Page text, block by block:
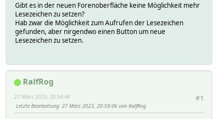
Gibt es in der neuen Forenoberfläche keine Möglichkeit mehr
Lesezeichen zu setzen?
Hab zwar die Möglichkeit zum Aufrufen der Lesezeichen
gefunden, aber nirgendwo einen Button um neue
Lesezeichen zu setzen.
RalfRog
#1
27 März 2023, 20:54:48
Letzte Bearbeitung: 27 März 2023, 20:59:06 von RalfRog